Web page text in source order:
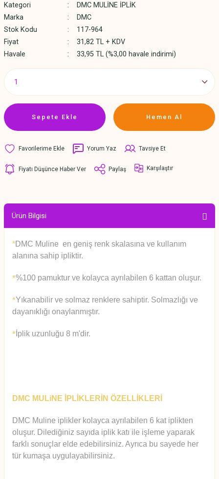
Kategori
DMC MULİNE İPLİK
Marka
DMC
Stok Kodu
117-964
Fiyat
31,82 TL + KDV
Havale
33,95 TL (%3,00 havale indirimi)
Sepete Ekle Hemen Al
Yorum Yaz Tavsiye Et
Fiyatı Düşünce Haber Ver Paylaş Karşılaştır
Ürün Bilgisi
*DMC Muline en geniş renk skalasına ve kullanım
alanına sahip ipliktir.
*%100 pamuktur ve kolayca ayrılabilen 6 kattan oluşur.
*Yıkanabilir ve solmaz renklere sahiptir. Solmazlığı ve
dayanıklığı onaylanmıştır.
* İplik uzunluğu 8 m'dir.
DMC MULiNE İPLİKLERİN ÖZELLİKLERİ
DMC Muline iplikler kolayca ayrılabilen 6 kat iplikten
oluşur. Dilediğiniz sayıda iplik katı ile işleme yaparak
farklı sonuçlar elde edebilirsiniz. Ayrıca bu sayede her
tür kumaşa uygulayabilirsiniz.